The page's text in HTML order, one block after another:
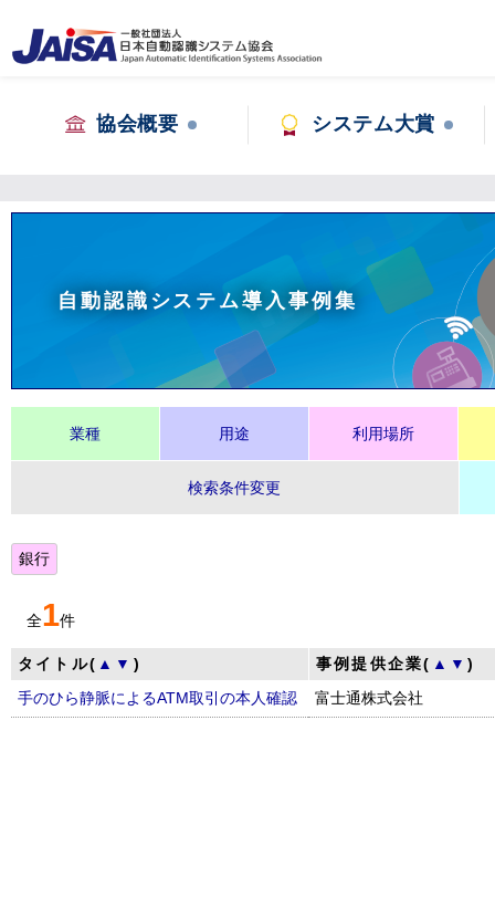
協会概要 システム大賞
自動認識システム導入事例集
業種 用途 利用場所
検索条件変更
銀行
全1件
タイトル( ▲ ▼ ) 事例提供企業( ▲ ▼)
手のひら静脈によるATM取引の本人確認
富士通株式会社